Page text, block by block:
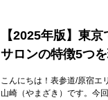
【2025年版】東
サロンの特徴5つ
こんにちは！表参道/原宿エ
山崎（やまざき）です。今